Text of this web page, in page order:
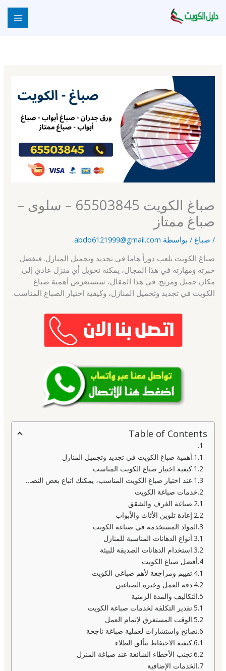
إلى
صباغ الكويت 65503845 – سلوى –
صباغ ممتاز
/ صباغ / بواسطة abdo6121999@gmail.com
صباغ الكويت يلعب دوراً هاما في تجديد وتجميل المنازل. فبفضل
خبرته ومهارته في هذا المجال، يمكنه تحويل أي منزل عادي إلى
مكان جميل ومريح. في هذا المقال، سنستعرض أهمية صباغ
الكويت في تجديد وتجميل المنازل، وكيفية اختيار الصباغ المناسب.
Table of Contents
أهمية صباغ الكويت في تجديد وتجميل المنازل
كيفية اختيار صباغ الكويت المناسب
عند اختيار صباغ الكويت المناسب، يمكنك اتباع بعض النصائح التالية:
خدمات صباغة الكويت
صباغة الغرف والشقق
إعادة تلوين الأثاث والأبواب
المواد المستخدمة في صباغة الكويت
أنواع الدهانات المناسبة للمنازل
استخدام الدهانات الصديقة للبيئة
أفضل صباغ الكويت
تقييم ومراجعة لأهم صباغي الكويت
دقة العمل وخبرة الصباغين
التكاليف والمدة الزمنية
تقدير التكلفة لخدمات صباغة الكويت
الوقت المستغرق لإتمام العمل
نصائح واستشارات لعملية صباغة ناجحة
كيفية الاحتفاظ بتألق الطلاء
تجنب الأخطاء الشائعة عند صباغة المنزل
الخدمات الإضافية